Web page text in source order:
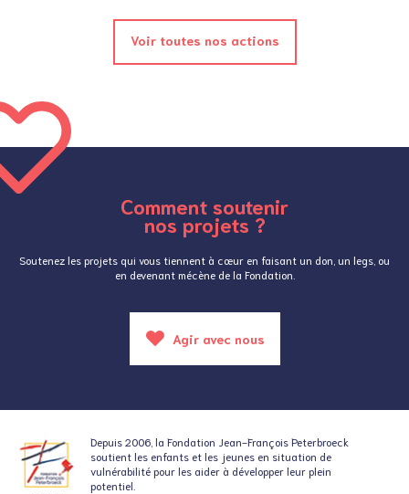
Voir toutes nos actions
Comment soutenir
nos projets ?
Soutenez les projets qui vous tiennent à cœur en faisant un don, un legs, ou
en devenant mécène de la Fondation.
Agir avec nous
Depuis 2006, la Fondation Jean-François Peterbroeck
soutient les enfants et les jeunes en situation de
vulnérabilité pour les aider à développer leur plein
potentiel.